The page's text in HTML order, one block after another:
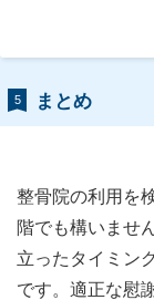
5 まとめ
整骨院の利用を
階でも構いませ
立ったタイミン
です。適正な慰